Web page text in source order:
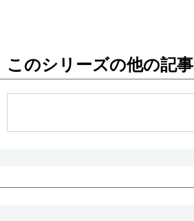
お知らせ
公式SNS
このシリーズの他の記事